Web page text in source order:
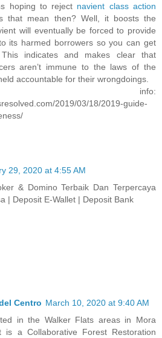
hoping to reject navient class action
that mean then? Well, it boosts the
will eventually be forced to provide
its harmed borrowers so you can get
indicates and makes clear that
aren’t immune to the laws of the
accountable for their wrongdoings.
info:
2019/03/18/2019-guide-
29, 2020 at 4:55 AM
& Domino Terbaik Dan Terpercaya
| Deposit E-Wallet | Deposit Bank
Centro March 10, 2020 at 9:40 AM
in the Walker Flats areas in Mora
is a Collaborative Forest Restoration